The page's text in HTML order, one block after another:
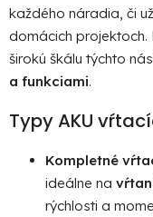
každého náradia, či
domácich
širokú škálu týchto
a funkciami.
Typy AKU
Kompletné
ideálne na
rýchlosti a